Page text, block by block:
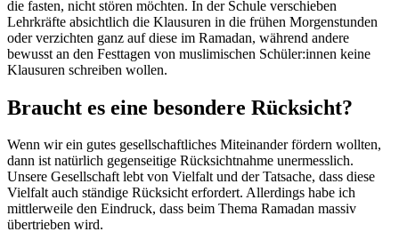
die fasten, nicht stören möchten. In der Schule verschieben
Lehrkräfte absichtlich die Klausuren in die frühen Morgenstunden
oder verzichten ganz auf diese im Ramadan, während andere
bewusst an den Festtagen von muslimischen Schüler:innen keine
Klausuren schreiben wollen.
Braucht es eine besondere Rücksicht?
Wenn wir ein gutes gesellschaftliches Miteinander fördern wollten,
dann ist natürlich gegenseitige Rücksichtnahme unermesslich.
Unsere Gesellschaft lebt von Vielfalt und der Tatsache, dass diese
Vielfalt auch ständige Rücksicht erfordert. Allerdings habe ich
mittlerweile den Eindruck, dass beim Thema Ramadan massiv
übertrieben wird.